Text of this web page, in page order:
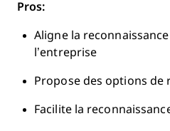
Pros:
Aligne la
l’entreprise
Propose des options de
Facilite la